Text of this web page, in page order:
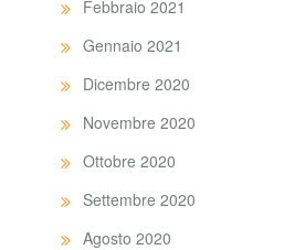
Febbraio 2021
Gennaio 2021
Dicembre 2020
Novembre 2020
Ottobre 2020
Settembre 2020
Agosto 2020